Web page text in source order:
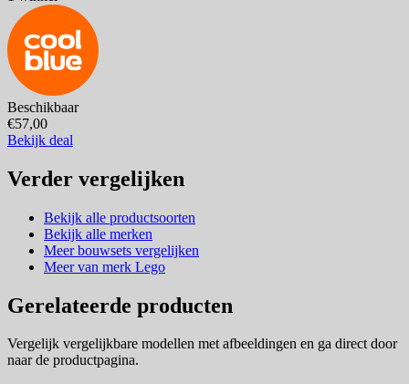
Beschikbaar
€57,00
Bekijk deal
Verder vergelijken
Bekijk alle productsoorten
Bekijk alle merken
Meer bouwsets vergelijken
Meer van merk Lego
Gerelateerde producten
Vergelijk vergelijkbare modellen met afbeeldingen en ga direct door
naar de productpagina.